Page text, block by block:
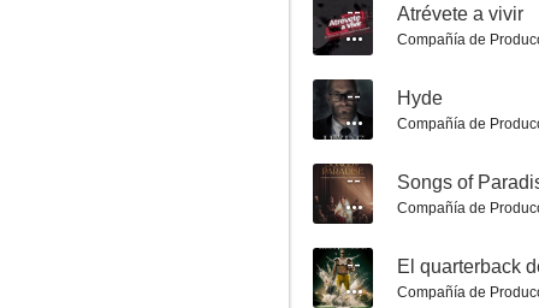
Pretty Lethal
-- Atrévete a vivir
Compañía de
-- Hyde
Compañía de
-- Songs of
Compañía de
-- El quarterback
Compañía de